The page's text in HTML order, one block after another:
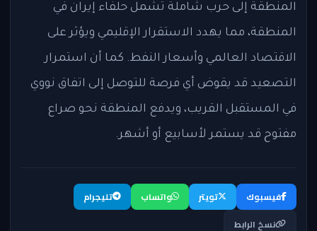
المنطقة إلى حرب شاملة تشمل حلفاء إيران في
المنطقة، مما يهدد الاستقرار الإقليمي ويؤثر على
الاقتصاد العالمي وأسعار النفط. كما أن استمرار
التصعيد قد يقوض أي فرصة للتوصل إلى اتفاق نووي
في المستقبل القريب، ويدفع المنطقة نحو صراع
مفتوح قد يستمر لأسابيع أو أشهر.
فيسبوك تويتر واتساب
تليجرام
نسخ الرابط